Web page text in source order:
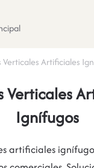
Verticales Artificiales
Verticales
Ignífugos
artificiales